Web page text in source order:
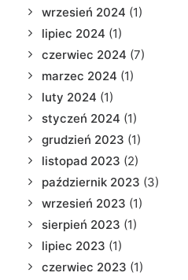
wrzesień 2024 (1)
lipiec 2024 (1)
czerwiec 2024 (7)
marzec 2024 (1)
luty 2024 (1)
styczeń 2024 (1)
grudzień 2023 (1)
listopad 2023 (2)
październik 2023 (3)
wrzesień 2023 (1)
sierpień 2023 (1)
lipiec 2023 (1)
czerwiec 2023 (1)